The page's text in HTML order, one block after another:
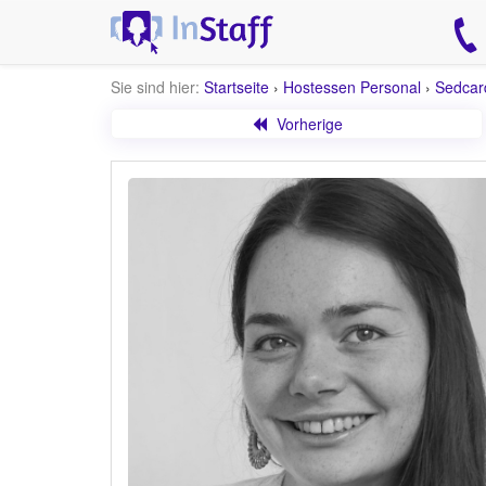
Sie sind hier: Startseite › Hostessen Personal ›
Vorherige